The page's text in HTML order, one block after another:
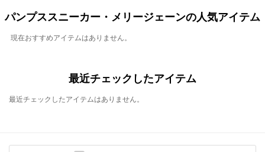
パンプススニーカー・メリージェーンの人気アイテム
現在おすすめアイテムはありません。
最近チェックしたアイテム
最近チェックしたアイテムはありません。